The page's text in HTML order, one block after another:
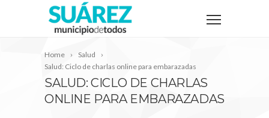
Home
Salud
Salud: Ciclo de charlas online para embarazadas
SALUD: CICLO DE CHARLAS
ONLINE PARA EMBARAZADAS